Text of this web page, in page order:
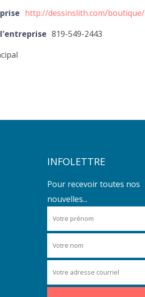
http://dessinslith.com/boutique/
819-549-2443
INFOLETTRE
Pour recevoir toutes nos
nouvelles...